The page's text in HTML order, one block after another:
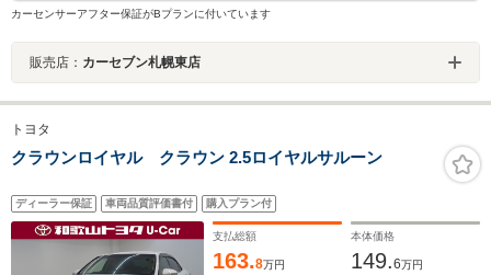
カーセンサーアフター保証がBプランに付いています
販売店： カーセブン札幌東店
トヨタ
クラウンロイヤル クラウン 2.5ロイヤルサルーン
ディーラー保証 車両品質評価書付 購入プラン付
支払総額
163.8万円
本体価格
149.6万円